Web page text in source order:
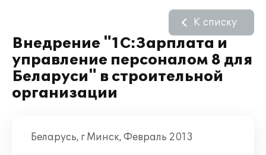
Внедрение "1С:Зарплата и
управление персоналом 8 для
Беларуси" в строительной
организации
К списку
Беларусь, г Минск, Февраль 2013